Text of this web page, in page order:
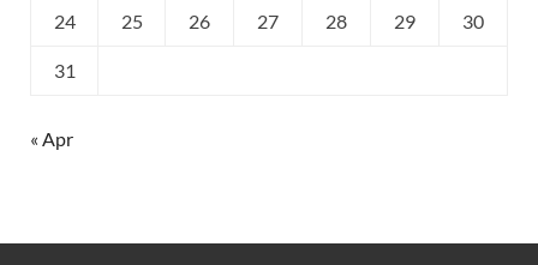
24 25 26 27 28 29 30
31
« Apr